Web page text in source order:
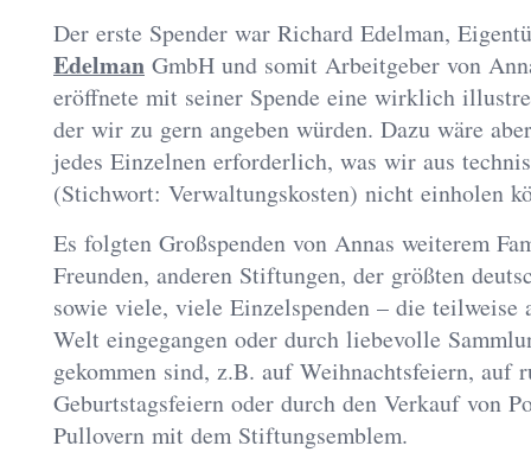
Der erste Spender war Richard Edelman,
Edelman GmbH und somit Arbeitgeber von
eröffnete mit seiner Spende eine wirklich
der wir zu gern angeben würden. Dazu wäre
jedes Einzelnen erforderlich, was wir aus
(Stichwort: Verwaltungskosten) nicht einholen
Es folgten Großspenden von Annas weiterem
Freunden, anderen Stiftungen, der größten
sowie viele, viele Einzelspenden – die teilweise
Welt eingegangen oder durch liebevolle
gekommen sind, z.B. auf Weihnachtsfeiern, auf
Geburtstagsfeiern oder durch den Verkauf von
Pullovern mit dem Stiftungsemblem.